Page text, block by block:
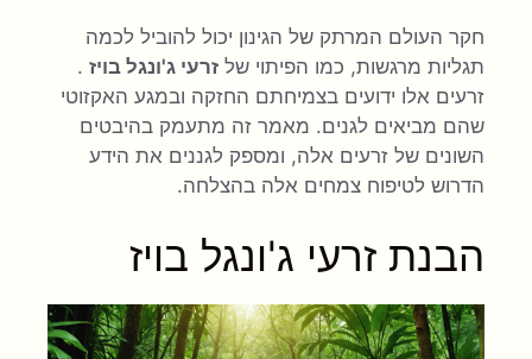
חקר העולם המרתק של הגינון יכול להוביל לכמה
תגליות מרגשות, כמו הפיתוי של זרעי ג'ונגל בויז .
זרעים אלו ידועים בצמיחתם החזקה ובמגע האקזוטי
שהם מביאים לגנים. מאמר זה מתעמק בהיבטים
השונים של זרעים אלה, ומספק לגננים את הידע
הדרוש לטיפוח צמחים אלה בהצלחה.
הבנת זרעי ג'ונגל בויז